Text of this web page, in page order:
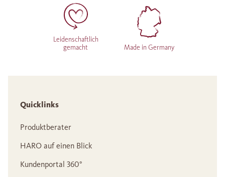
Leidenschaftlich
gemacht
Made in Germany
Quicklinks
Produktberater
HARO auf einen Blick
Kundenportal 360°